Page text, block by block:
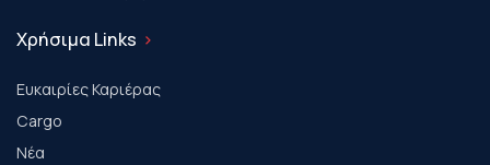
Χρήσιμα Links
Ευκαιρίες Καριέρας
Cargo
Νέα